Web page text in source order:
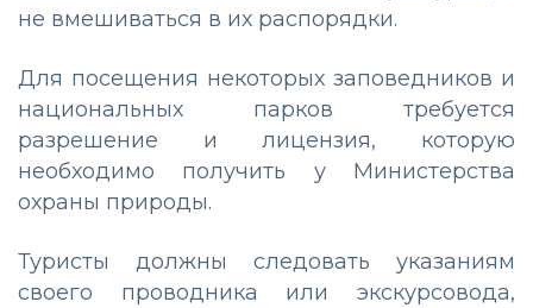
не вмешиваться в их распорядки.
Для посещения некоторых заповедников и
национальных парков требуется
разрешение и лицензия, которую
необходимо получить у Министерства
охраны природы.
Туристы должны следовать указаниям
своего проводника или экскурсовода,